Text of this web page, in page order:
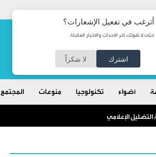
أترغب في تفعيل الإشعارات؟
حتى لا تفوتك آخر الأحداث والأخبار العاجلة
اشترك لا شكراً
أضواء تكنولوجيا منوعات المجتمع
الإعلامي